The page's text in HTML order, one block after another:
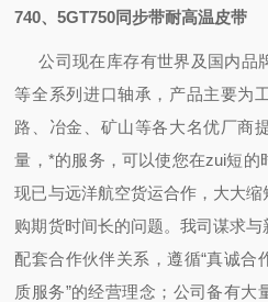
740、5GT750同步带耐高温皮带
公司现在库存有世界及国内品
等全系列进口轴承，产品主要为
路、冶金、矿山等各大名优厂商
量，*的服务，可以使您在zui短的
现已与远洋航空货运合作，大大
购期货时间长的问题。我司谋求
配套合作伙伴关系，遵循“真诚合
质服务”的经营理念；公司备有大